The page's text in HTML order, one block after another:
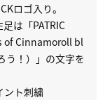
ロゴ入り。
は「PATRIC
of Cinnamoroll bl
う！）」の文字を
ント刺繍